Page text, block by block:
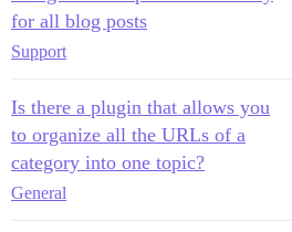
for all blog posts
Support
Is there a plugin that allows you
to organize all the URLs of a
category into one topic?
General